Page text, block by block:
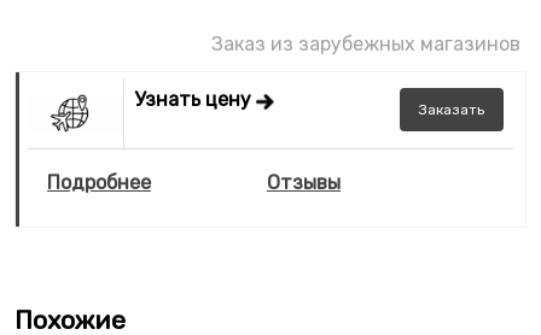
Заказ из зарубежных магазинов
Узнать цену Заказать
Подробнее Отзывы
Похожие